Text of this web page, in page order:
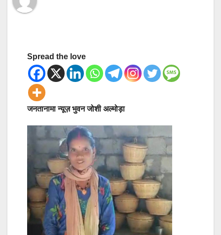
Spread the love
जनतानामा न्यूज़ भुवन जोशी अल्मोड़ा